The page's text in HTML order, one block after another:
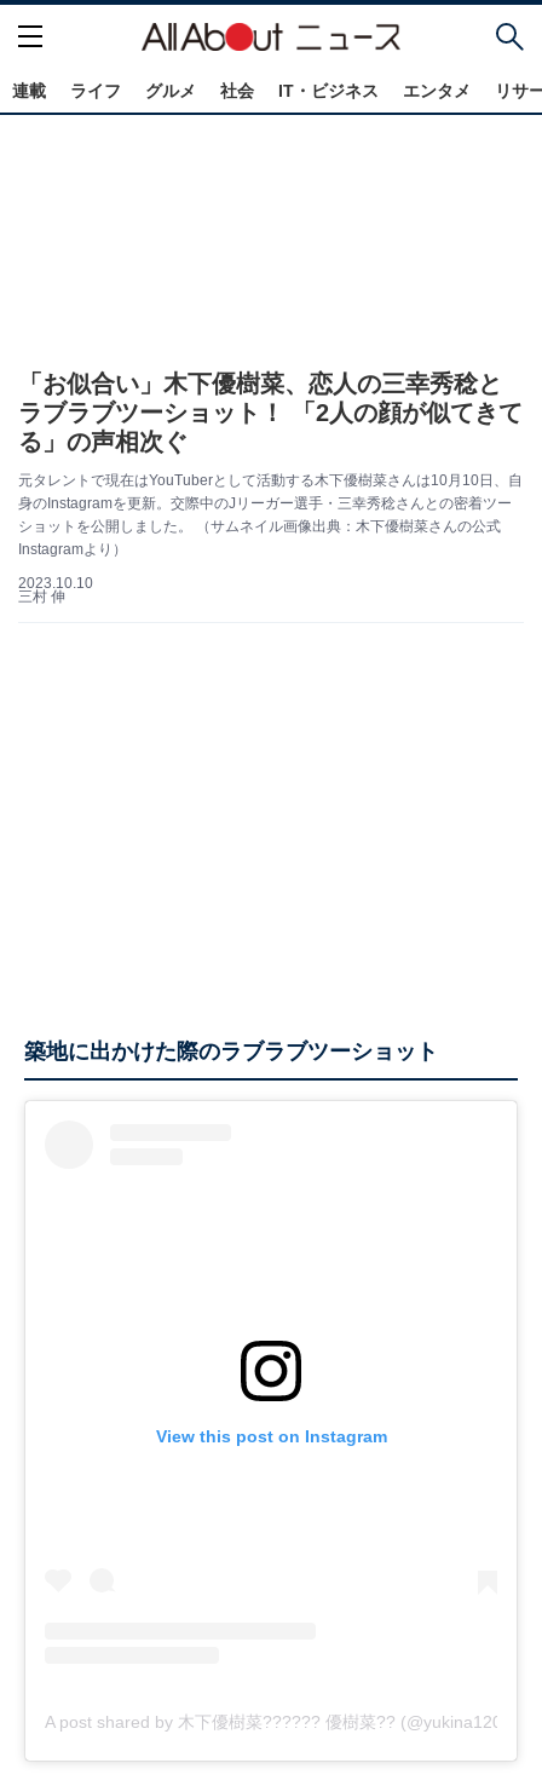
連載 ライフ グルメ 社会 IT・ビジネス エンタメ リサ
「お似合い」木下優樹菜、恋人の三幸秀稔と
ラブラブツーショット！ 「2人の顔が似てきて
る」の声相次ぐ
元タレントで現在はYouTuberとして活動する木下優樹菜さんは10月10日、自
身のInstagramを更新。交際中のJリーガー選手・三幸秀稔さんとの密着ツー
ショットを公開しました。 （サムネイル画像出典：木下優樹菜さんの公式
Instagramより）
2023.10.10
三村 伸
築地に出かけた際のラブラブツーショット
View this post on Instagram
A post shared by 木下優樹菜?????? 優樹菜??